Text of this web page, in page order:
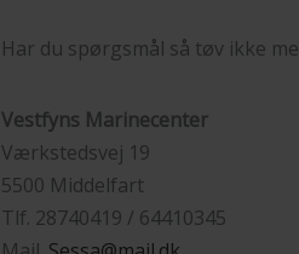
Har du spørgsmål så tøv ikke
Vestfyns Marinecenter
Værkstedsvej 19
5500 Middelfart
Tlf. 28740419 / 64410345